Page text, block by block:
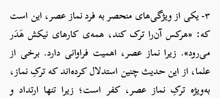
۳- یکی از ویژگی‌های منحصر به فرد نماز عصر، این است
که: «هرکس آن‌را ترک کند، همه‌ی کارهای نیکش هَدَر
می‌رود». زیرا نماز عصر، اهمیت فراوانی دارد. برخی از
علما، از این حدیث چنین استدلال کرده‌اند که ترکِ نماز،
به‌ویژه ترکِ نماز عصر، کفر است؛ زیرا تنها ارتداد و